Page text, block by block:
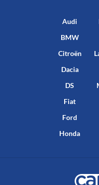
Audi
BMW
Citroën
Dacia
DS
Fiat
Ford
Honda